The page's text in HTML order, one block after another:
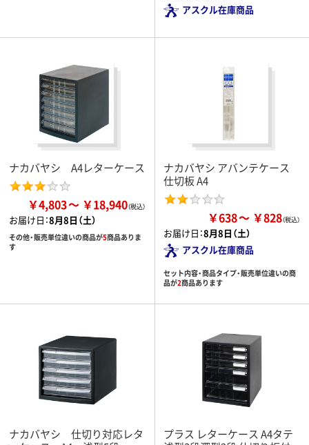
アスクル在庫商品
ナカバヤシ A4レターケース
￥4,803 ￥18,940
お届け日：8月8日（土）
その他・販売単位違いの商品が5商品ありま
す
ナカバヤシ アバンテケース
仕切板 A4
￥638 ￥828
お届け日：8月8日（土）
アスクル在庫商品
セット内容・商品タイプ・販売単位違いの商
品が2商品あります
ナカバヤシ 仕切り対応レタ
プラス レターケース A4タテ